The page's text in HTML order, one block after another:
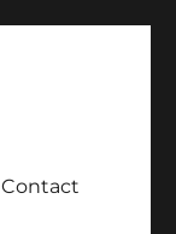
Contact